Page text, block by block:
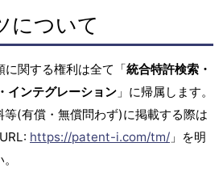
について
に関する権利は全て「統合特許検索・
インテグレーション 」に帰属します。
(有償・無償問わず)に掲載する際は
https://patent-i.com/tm/ 」を明